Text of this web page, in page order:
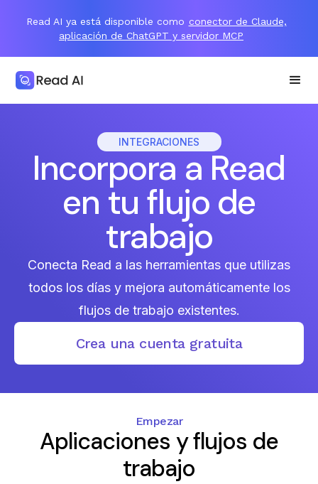
Read AI ya está disponible como conector de Claude,
aplicación de ChatGPT y servidor MCP
INTEGRACIONES
Incorpora a Read
en tu flujo de
trabajo
Conecta Read a las herramientas que utilizas
todos los días y mejora automáticamente los
flujos de trabajo existentes.
Crea una cuenta gratuita
Empezar
Aplicaciones y flujos de
trabajo